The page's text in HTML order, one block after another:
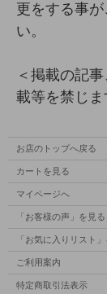
更をする事
い。
＜掲載の記
載等を禁じま
お店のトップへ戻る
カートを見る
マイページへ
「お客様の声」を見る
「お気に入りリスト
ご利用案内
特定商取引法表示